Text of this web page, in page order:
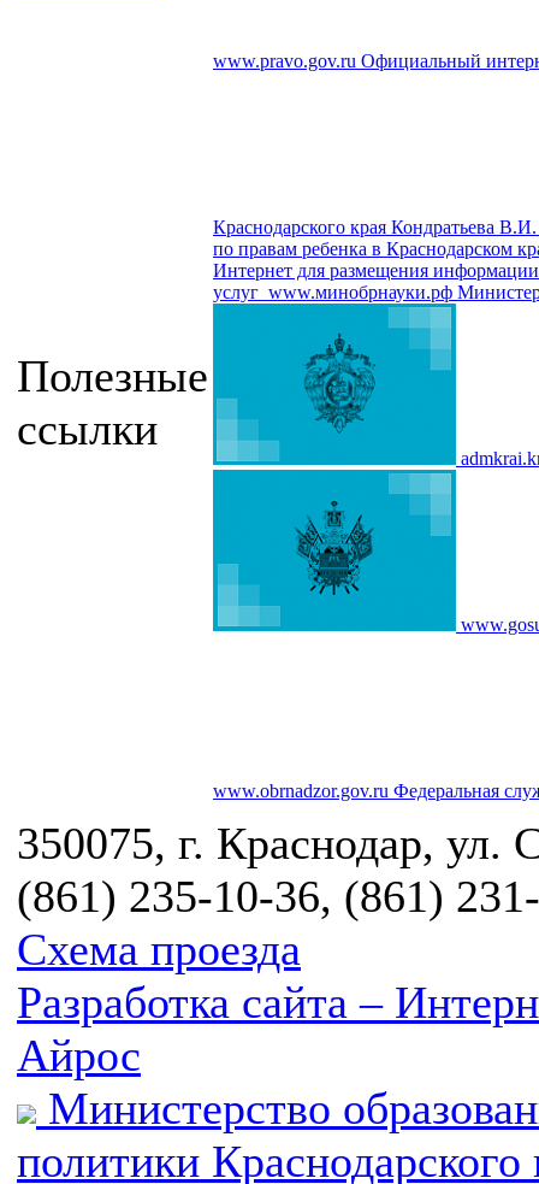
Полезные
ссылки
www.pravo.gov.ru Официальный
Краснодарского края Кондратьева В.И.
по правам ребенка в Краснодарском
Интернет для размещения информации
услуг www.минобрнауки.рф
www.obrnadzor.gov.ru Федеральная
350075, г. Краснодар, ул.
(861) 235-10-36, (861)
Схема проезда
Разработка сайта –
Айрос
Министерство
политики Краснодарского